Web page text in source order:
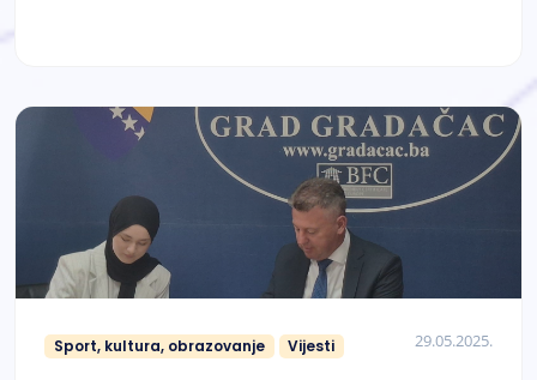
Sport, kultura, obrazovanje Vijesti 29.05.2025.